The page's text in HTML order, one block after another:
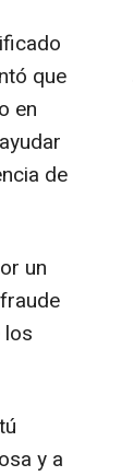
que
en
de
un
y a